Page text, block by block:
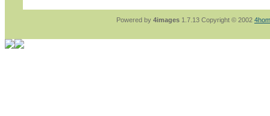
jan-lukas:geschrieben am: 28. 4. 2026 -
Powered by 4images 1.7.13 Copyright © 2002